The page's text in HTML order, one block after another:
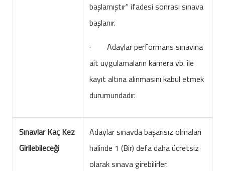
başlamıştır” ifadesi sonrası sınava
başlanır.
· Adaylar performans sınavına
ait uygulamaların kamera vb. ile
kayıt altına alınmasını kabul etmek
durumundadır.
Sınavlar Kaç Kez
Girilebileceği
Adaylar sınavda başarısız olmaları
halinde 1 (Bir) defa daha ücretsiz
olarak sınava girebilirler.